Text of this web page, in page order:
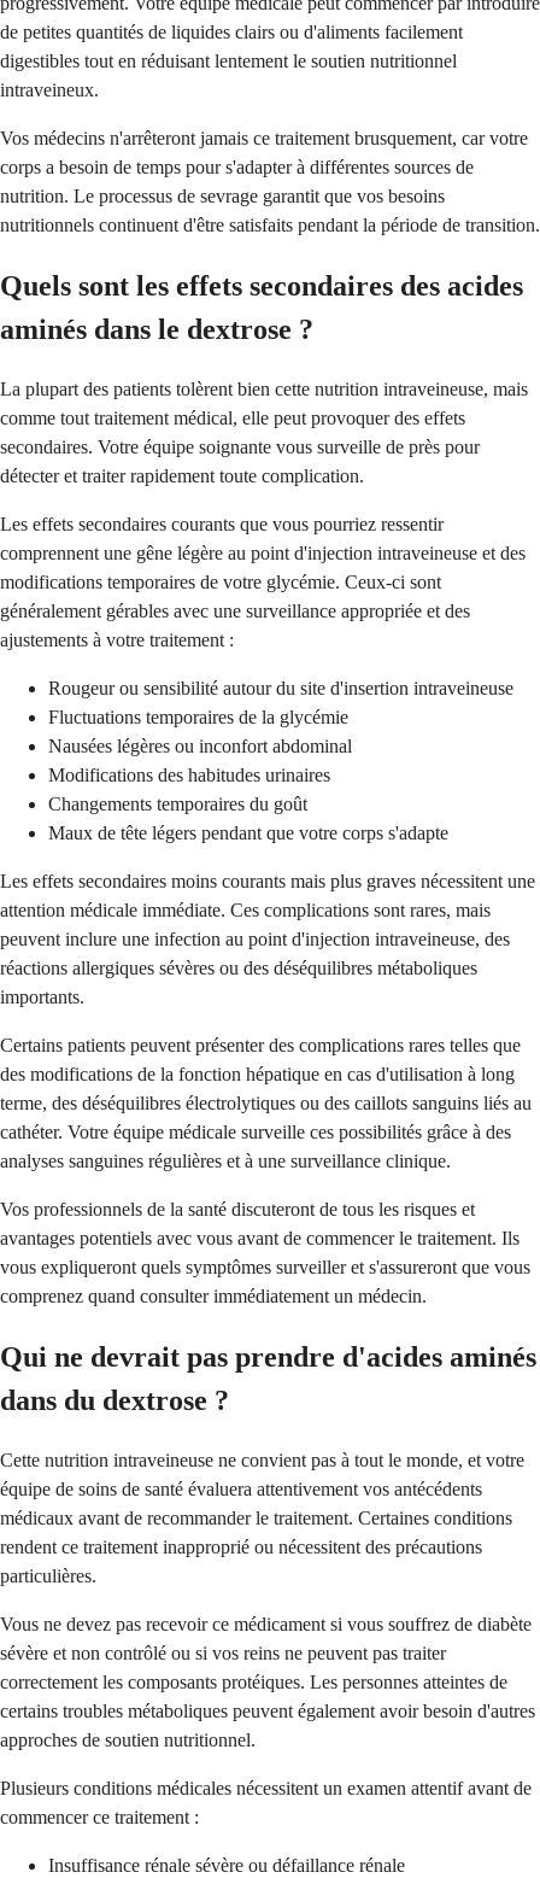
de petites quantités de liquides clairs ou d'aliments facilement
digestibles tout en réduisant lentement le soutien nutritionnel
intraveineux.
Vos médecins n'arrêteront jamais ce traitement brusquement, car votre
corps a besoin de temps pour s'adapter à différentes sources de
nutrition. Le processus de sevrage garantit que vos besoins
nutritionnels continuent d'être satisfaits pendant la période de transition.
Quels sont les effets secondaires des acides
aminés dans le dextrose ?
La plupart des patients tolèrent bien cette nutrition intraveineuse, mais
comme tout traitement médical, elle peut provoquer des effets
secondaires. Votre équipe soignante vous surveille de près pour
détecter et traiter rapidement toute complication.
Les effets secondaires courants que vous pourriez ressentir
comprennent une gêne légère au point d'injection intraveineuse et des
modifications temporaires de votre glycémie. Ceux-ci sont
généralement gérables avec une surveillance appropriée et des
ajustements à votre traitement :
Rougeur ou sensibilité autour du site d'insertion intraveineuse
Fluctuations temporaires de la glycémie
Nausées légères ou inconfort abdominal
Modifications des habitudes urinaires
Changements temporaires du goût
Maux de tête légers pendant que votre corps s'adapte
Les effets secondaires moins courants mais plus graves nécessitent une
attention médicale immédiate. Ces complications sont rares, mais
peuvent inclure une infection au point d'injection intraveineuse, des
réactions allergiques sévères ou des déséquilibres métaboliques
importants.
Certains patients peuvent présenter des complications rares telles que
des modifications de la fonction hépatique en cas d'utilisation à long
terme, des déséquilibres électrolytiques ou des caillots sanguins liés au
cathéter. Votre équipe médicale surveille ces possibilités grâce à des
analyses sanguines régulières et à une surveillance clinique.
Vos professionnels de la santé discuteront de tous les risques et
avantages potentiels avec vous avant de commencer le traitement. Ils
vous expliqueront quels symptômes surveiller et s'assureront que vous
comprenez quand consulter immédiatement un médecin.
Qui ne devrait pas prendre d'acides aminés
dans du dextrose ?
Cette nutrition intraveineuse ne convient pas à tout le monde, et votre
équipe de soins de santé évaluera attentivement vos antécédents
médicaux avant de recommander le traitement. Certaines conditions
rendent ce traitement inapproprié ou nécessitent des précautions
particulières.
Vous ne devez pas recevoir ce médicament si vous souffrez de diabète
sévère et non contrôlé ou si vos reins ne peuvent pas traiter
correctement les composants protéiques. Les personnes atteintes de
certains troubles métaboliques peuvent également avoir besoin d'autres
approches de soutien nutritionnel.
Plusieurs conditions médicales nécessitent un examen attentif avant de
commencer ce traitement :
Insuffisance rénale sévère ou défaillance rénale